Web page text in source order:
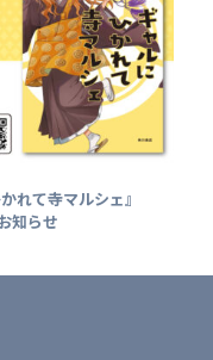
れて寺マルシェ』
知らせ